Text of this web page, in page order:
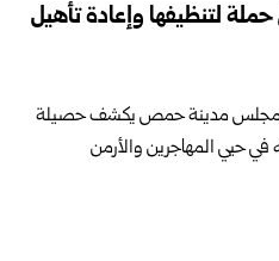
لتنظيفها وإعادة تأهيل